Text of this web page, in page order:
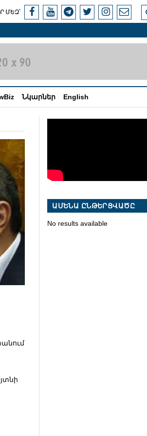
ՄԵԶ՝
Նկարներ English
ԱՄԵՆԱ ԸՆԹԵՐՑՎԱԾԸ
No results available